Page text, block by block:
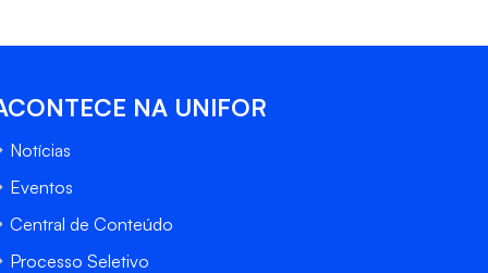
NA UNIFOR
Notícias
Eventos
Central de Conteúdo
Processo Seletivo